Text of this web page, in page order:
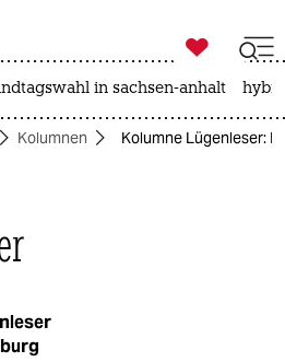
zahl ich
ich

taz zahl ich
in sachsen-anhalt
Kolumnen Kolumne Lügenleser: